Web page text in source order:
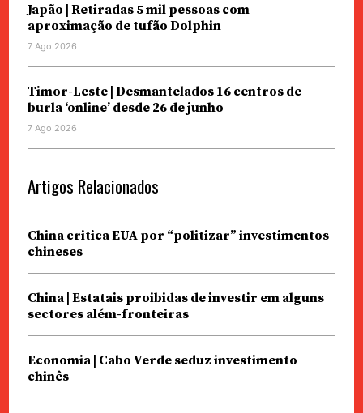
Japão | Retiradas 5 mil pessoas com
aproximação de tufão Dolphin
7 Ago 2026
Timor-Leste | Desmantelados 16 centros de
burla ‘online’ desde 26 de junho
7 Ago 2026
Artigos Relacionados
China critica EUA por “politizar” investimentos
chineses
China | Estatais proibidas de investir em alguns
sectores além-fronteiras
Economia | Cabo Verde seduz investimento
chinês